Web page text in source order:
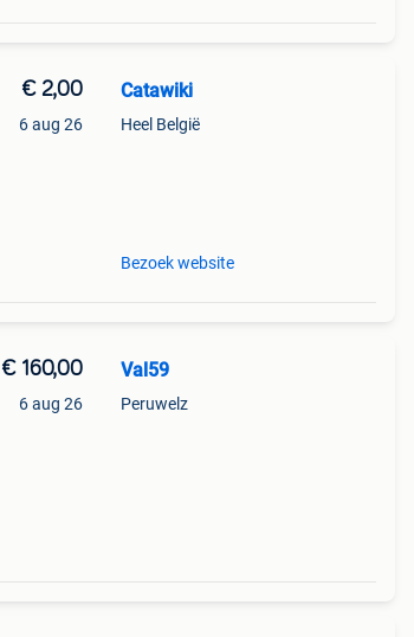
€ 2,00
6 aug 26
Catawiki
Heel België
Bezoek website
€ 160,00
6 aug 26
Val59
Peruwelz